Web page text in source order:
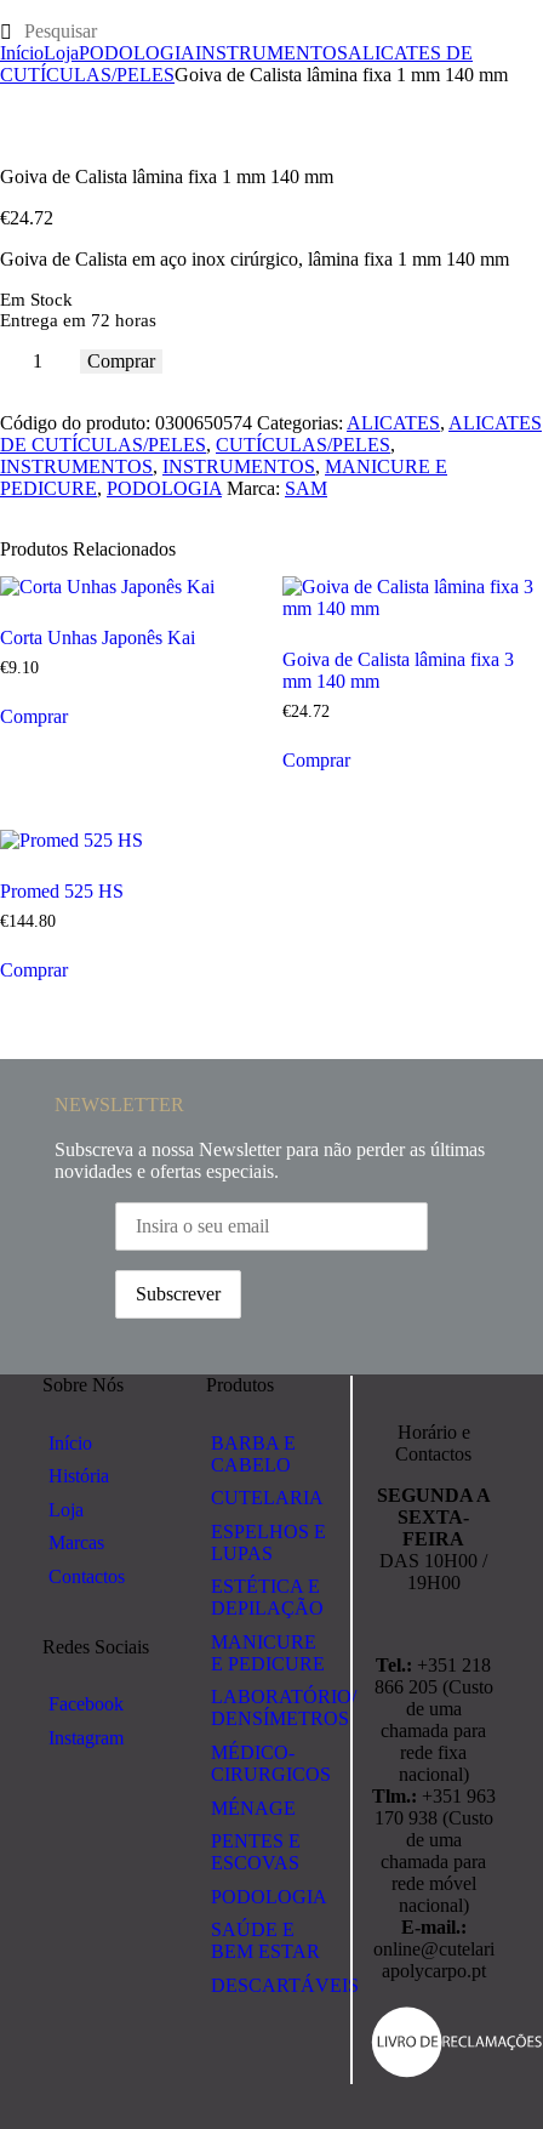
InícioLojaPODOLOGIAINSTRUMENTOSALICATES DE
CUTÍCULAS/PELESGoiva de Calista lâmina fixa 1 mm 140 mm
Goiva de Calista lâmina fixa 1 mm 140 mm
€24.72
Goiva de Calista em aço inox cirúrgico, lâmina fixa 1 mm 140 mm
Em Stock
Entrega em 72 horas
Comprar
Código do produto: 0300650574 Categorias: ALICATES, ALICATES
DE CUTÍCULAS/PELES, CUTÍCULAS/PELES,
INSTRUMENTOS, INSTRUMENTOS, MANICURE E
PEDICURE, PODOLOGIA Marca: SAM
Produtos Relacionados
Corta Unhas Japonês Kai
€9.10
Comprar
Goiva de Calista lâmina fixa 3
mm 140 mm
€24.72
Comprar
Promed 525 HS
€144.80
Comprar
NEWSLETTER
Subscreva a nossa Newsletter para não perder as últimas
novidades e ofertas especiais.
Sobre Nós
Início
História
Loja
Marcas
Contactos
Redes Sociais
Facebook
Instagram
Produtos
BARBA E
CABELO
CUTELARIA
ESPELHOS E
LUPAS
ESTÉTICA E
DEPILAÇÃO
MANICURE
E PEDICURE
LABORATÓRIO/
DENSÍMETROS
MÉDICO-
CIRURGICOS
MÉNAGE
PENTES E
ESCOVAS
PODOLOGIA
SAÚDE E
BEM ESTAR
DESCARTÁVEIS
Horário e
Contactos
SEGUNDA A
SEXTA-
FEIRA
DAS 10H00 /
19H00
Tel.: +351 218
866 205 (Custo
de uma
chamada para
rede fixa
nacional)
Tlm.: +351 963
170 938 (Custo
de uma
chamada para
rede móvel
nacional)
E-mail.:
online@cutelari
apolycarpo.pt